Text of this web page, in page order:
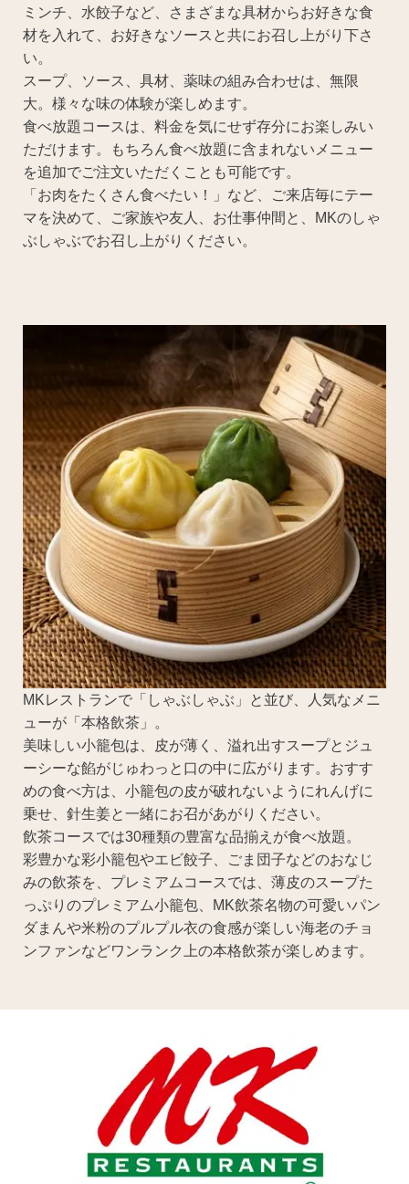
ミンチ、水餃子など、さまざまな具材からお好きな食
材を入れて、お好きなソースと共にお召し上がり下さ
い。
スープ、ソース、具材、薬味の組み合わせは、無限
大。様々な味の体験が楽しめます。
食べ放題コースは、料金を気にせず存分にお楽しみい
ただけます。もちろん食べ放題に含まれないメニュー
を追加でご注文いただくことも可能です。
「お肉をたくさん食べたい！」など、ご来店毎にテー
マを決めて、ご家族や友人、お仕事仲間と、MKのしゃ
ぶしゃぶでお召し上がりください。
MKレストランで「しゃぶしゃぶ」と並び、人気なメニ
ューが「本格飲茶」。
美味しい小籠包は、皮が薄く、溢れ出すスープとジュ
ーシーな餡がじゅわっと口の中に広がります。おすす
めの食べ方は、小籠包の皮が破れないようにれんげに
乗せ、針生姜と一緒にお召があがりください。
飲茶コースでは30種類の豊富な品揃えが食べ放題。
彩豊かな彩小籠包やエビ餃子、ごま団子などのおなじ
みの飲茶を、プレミアムコースでは、薄皮のスープた
っぷりのプレミアム小籠包、MK飲茶名物の可愛いパン
ダまんや米粉のプルプル衣の食感が楽しい海老のチョ
ンファンなどワンランク上の本格飲茶が楽しめます。